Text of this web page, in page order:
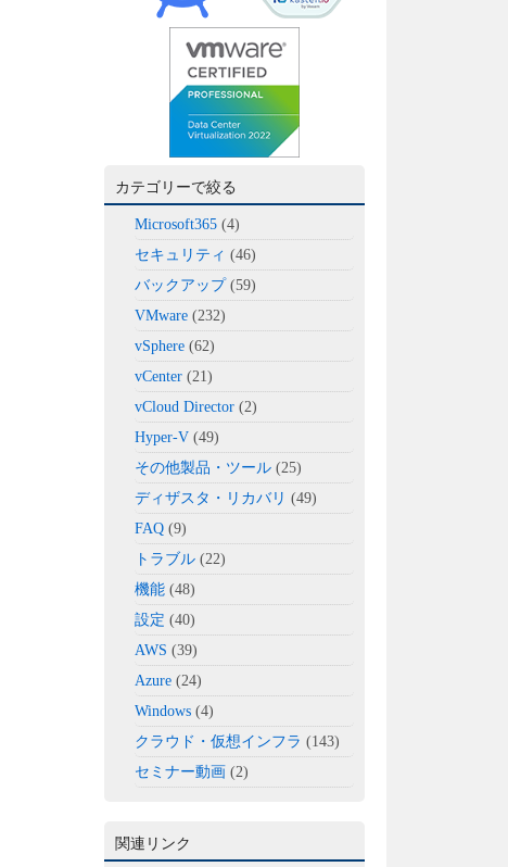
カテゴリーで絞る
Microsoft365 (4)
セキュリティ (46)
バックアップ(59)
VMware (232)
vSphere (62)
vCenter (21)
vCloud Director (2)
Hyper-V (49)
その他製品・ツール (25)
ディザスタ・リカバリ (49)
FAQ (9)
トラブル (22)
機能 (48)
設定 (40)
AWS (39)
Azure (24)
Windows (4)
クラウド・仮想インフラ (143)
セミナー動画 (2)
関連リンク